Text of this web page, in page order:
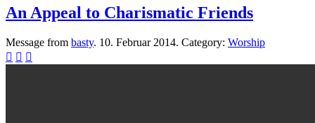
An Appeal to Charismatic Friends
Message from basty. 10. Februar 2014. Category: Worship
  